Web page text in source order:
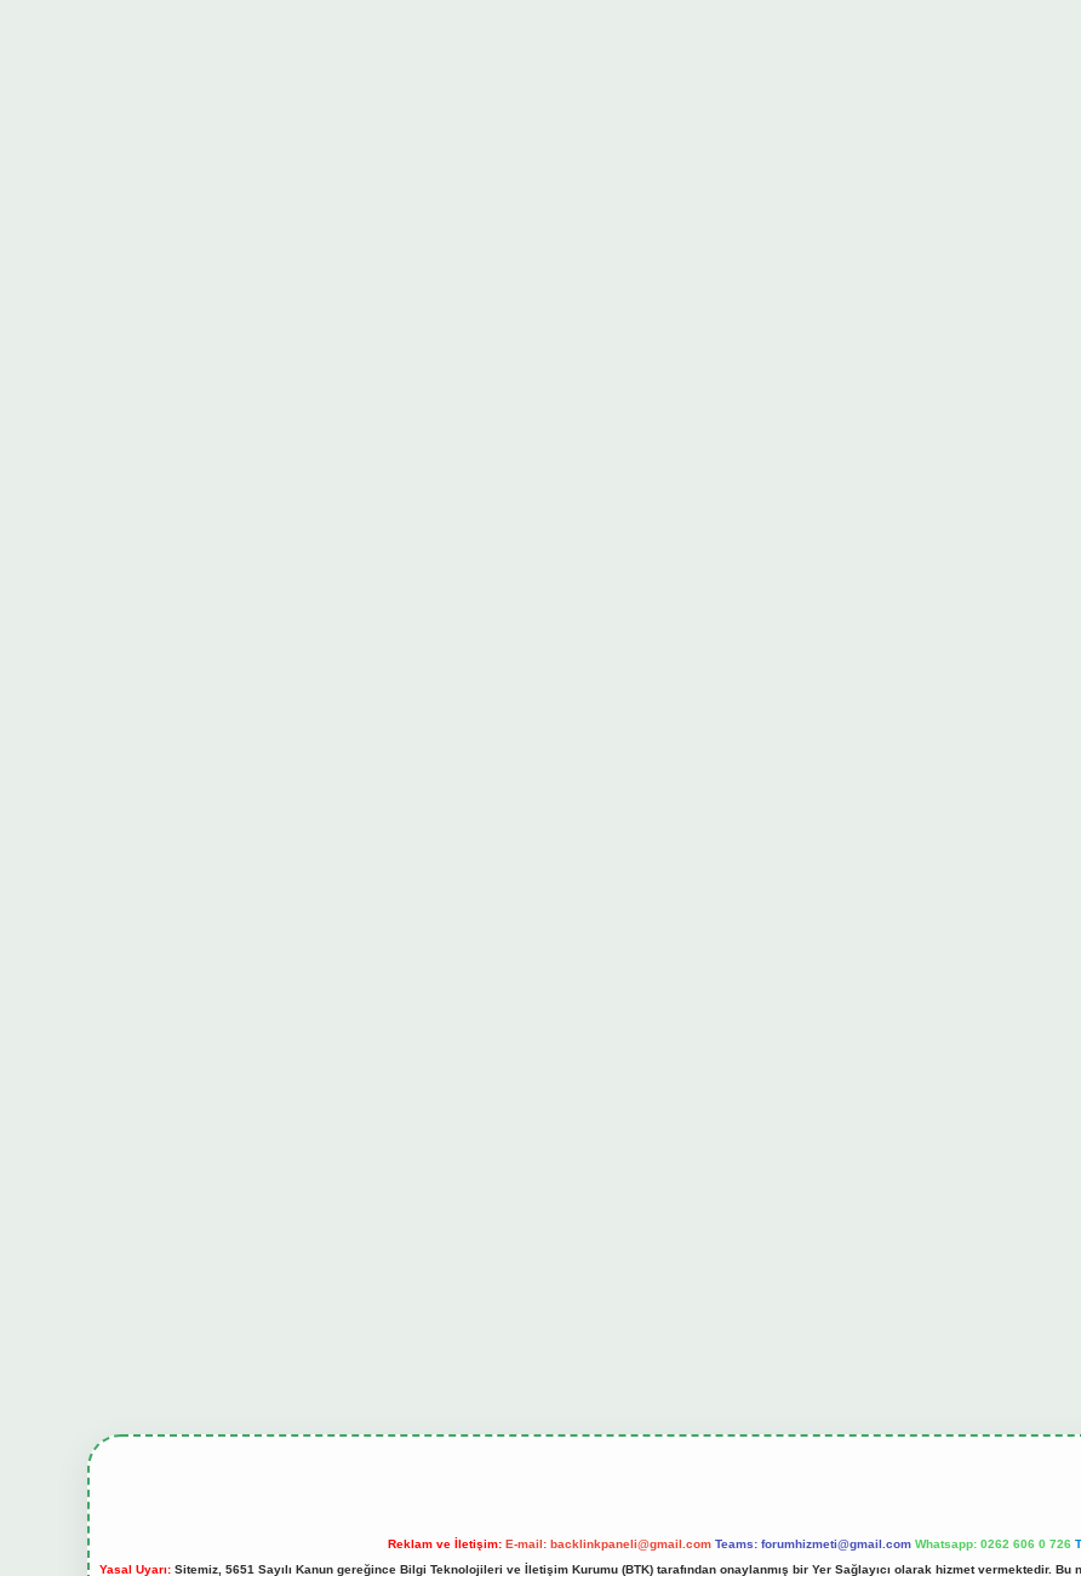
Reklam ve İletişim: E-mail: backlinkpaneli@gmail.com Teams: forumhizmeti@gmail.com Whatsapp: 0262 606 0 726
Yasal Uyarı:Sitemiz, 5651 Sayılı Kanun gereğince Bilgi Teknolojileri ve İletişim Kurumu (BTK) tarafından onaylanmış bir Yer Sağlayıcı olarak hizmet vermektedir.